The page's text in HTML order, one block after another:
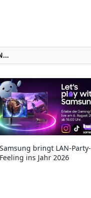
Samsung bringt LAN-Party-
Feeling ins Jahr 2026